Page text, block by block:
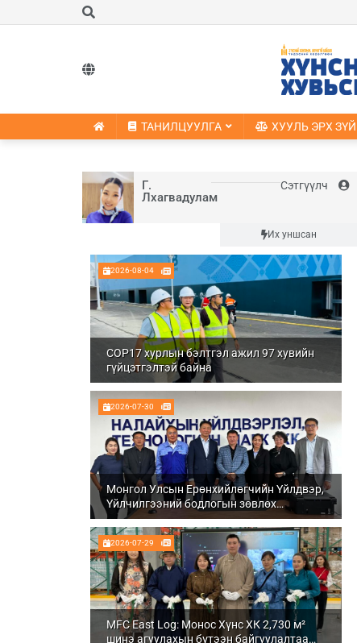
ТАНИЛЦУУЛГА ХУУЛЬ ЭРХ ЗҮЙ
Г.
Лхагвадулам
Сэтгүүлч
Их уншсан
2026-08-04
COP17 хурлын бэлтгэл ажил 97 хувийн
гүйцэтгэлтэй байна
2026-07-30
Монгол Улсын Ерөнхийлөгчийн Үйлдвэр,
Үйлчилгээний бодлогын зөвлөх
Ч.Даваабаяр Налайх дүүргийн
Үйлдвэрлэл, технологийн парк ХК болон
Налуу-Ухаа эдийн засгийн тусгай бүсэд
ажиллалаа
2026-07-29
MFC East Log: Монос Хүнс ХК 2,730 м²
шинэ агуулахын бүтээн байгуулалтаа